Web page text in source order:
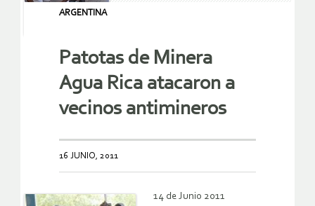
ARGENTINA
Patotas de Minera
Agua Rica atacaron a
vecinos antimineros
16 JUNIO, 2011
14 de Junio 2011